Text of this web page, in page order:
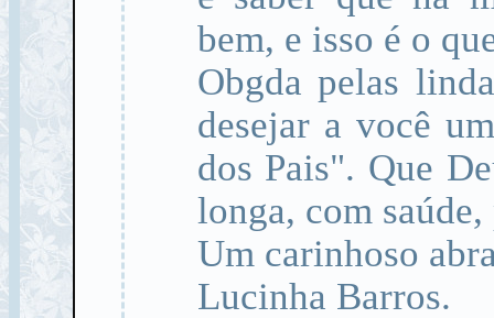
bem, e isso é o
Obgda pelas
desejar a você
dos Pais". Que
longa, com
Um carinhoso
Lucinha Barros.